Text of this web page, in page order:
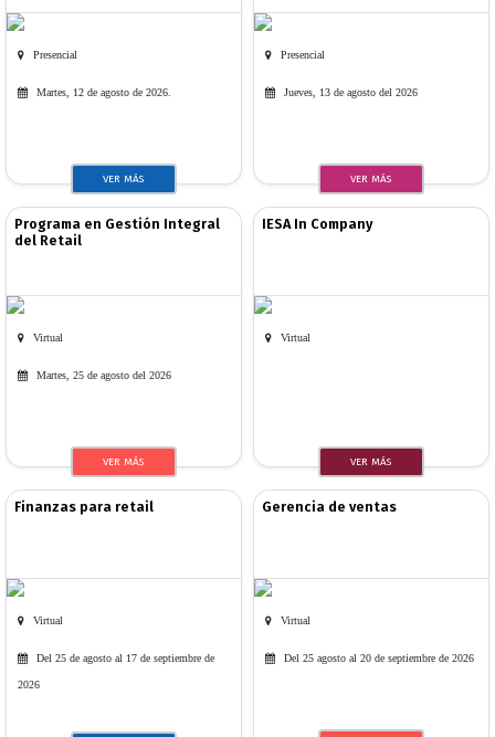
Presencial
Martes, 12 de agosto de 2026.
VER MÁS
Presencial
Jueves, 13 de agosto del 2026
VER MÁS
Programa en Gestión Integral
del Retail
Virtual
Martes, 25 de agosto del 2026
VER MÁS
IESA In Company
Virtual
VER MÁS
Finanzas para retail
Virtual
Del 25 de agosto al 17 de septiembre de
2026
Gerencia de ventas
Virtual
Del 25 agosto al 20 de septiembre de 2026